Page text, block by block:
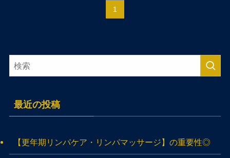
1
最近の投稿
【更年期リンパケア・リンパマッサージ】の重要性◎